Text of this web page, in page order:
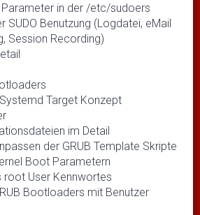
in der /etc/sudoers
SUDO Benutzung (Logdatei, eMail
Session Recording)
Target Konzept
im Detail
der GRUB Template Skripte
Boot Parametern
root User Kennwortes
Bootloaders mit Benutzer